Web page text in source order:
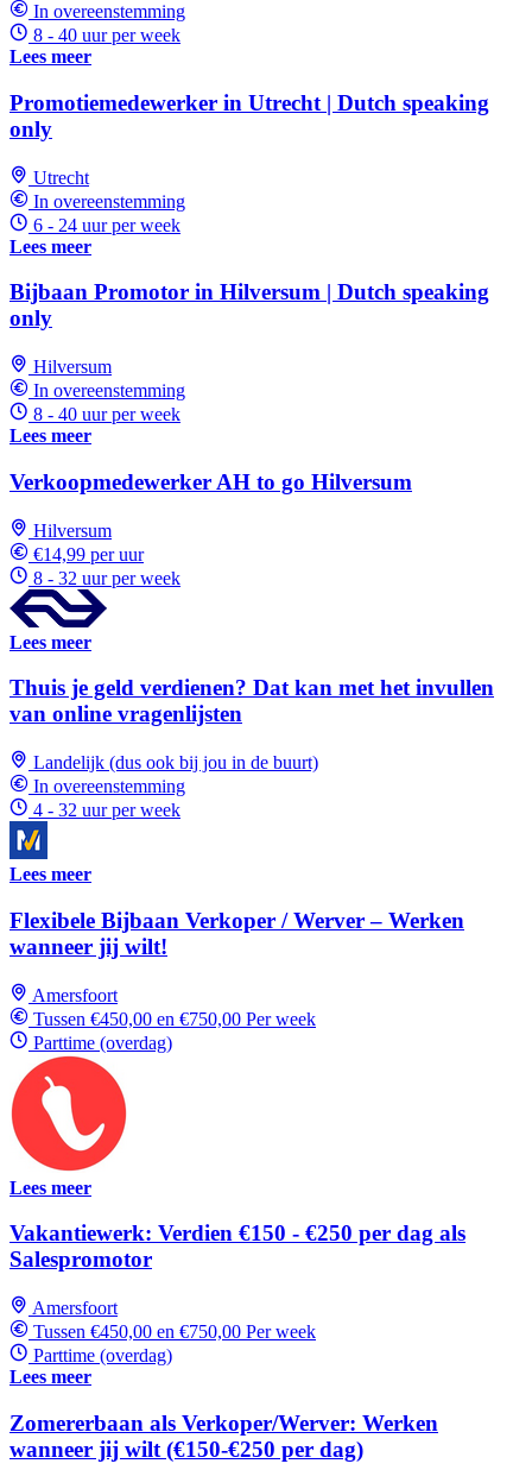
In overeenstemming
8 - 40 uur per week
Lees meer
Promotiemedewerker in Utrecht | Dutch speaking
only
Utrecht
In overeenstemming
6 - 24 uur per week
Lees meer
Bijbaan Promotor in Hilversum | Dutch speaking
only
Hilversum
In overeenstemming
8 - 40 uur per week
Lees meer
Verkoopmedewerker AH to go Hilversum
Hilversum
€14,99 per uur
8 - 32 uur per week
Lees meer
Thuis je geld verdienen? Dat kan met het invullen
van online vragenlijsten
Landelijk (dus ook bij jou in de buurt)
In overeenstemming
4 - 32 uur per week
Lees meer
Flexibele Bijbaan Verkoper / Werver – Werken
wanneer jij wilt!
Amersfoort
Tussen €450,00 en €750,00 Per week
Parttime (overdag)
Lees meer
Vakantiewerk: Verdien €150 - €250 per dag als
Salespromotor
Amersfoort
Tussen €450,00 en €750,00 Per week
Parttime (overdag)
Lees meer
Zomererbaan als Verkoper/Werver: Werken
wanneer jij wilt (€150-€250 per dag)